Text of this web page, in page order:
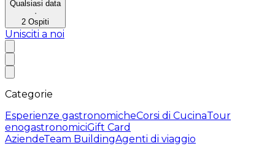
Qualsiasi data
·
2 Ospiti
Unisciti a noi
Categorie
Esperienze gastronomicheCorsi di CucinaTour
enogastronomiciGift Card
AziendeTeam BuildingAgenti di viaggio